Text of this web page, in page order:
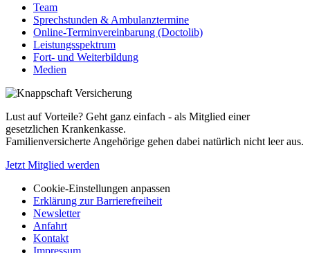
Team
Sprechstunden & Ambulanztermine
Online-Terminvereinbarung (Doctolib)
Leistungsspektrum
Fort- und Weiterbildung
Medien
Lust auf Vorteile? Geht ganz einfach - als Mitglied einer
gesetzlichen Krankenkasse.
Familienversicherte Angehörige gehen dabei natürlich nicht leer aus.
Jetzt Mitglied werden
Cookie-Einstellungen anpassen
Erklärung zur Barrierefreiheit
Newsletter
Anfahrt
Kontakt
Impressum